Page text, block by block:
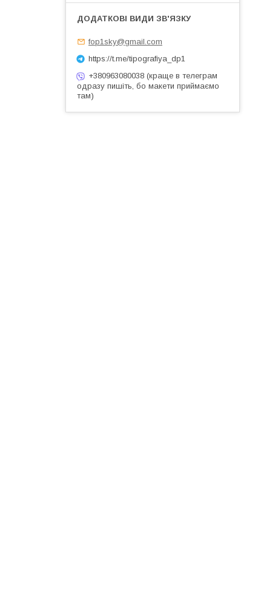
fop1sky@gmail.com
https://t.me/tipografiya_dp1
+380963080038 (краще в телеграм
одразу пишіть, бо макети приймаємо
там)